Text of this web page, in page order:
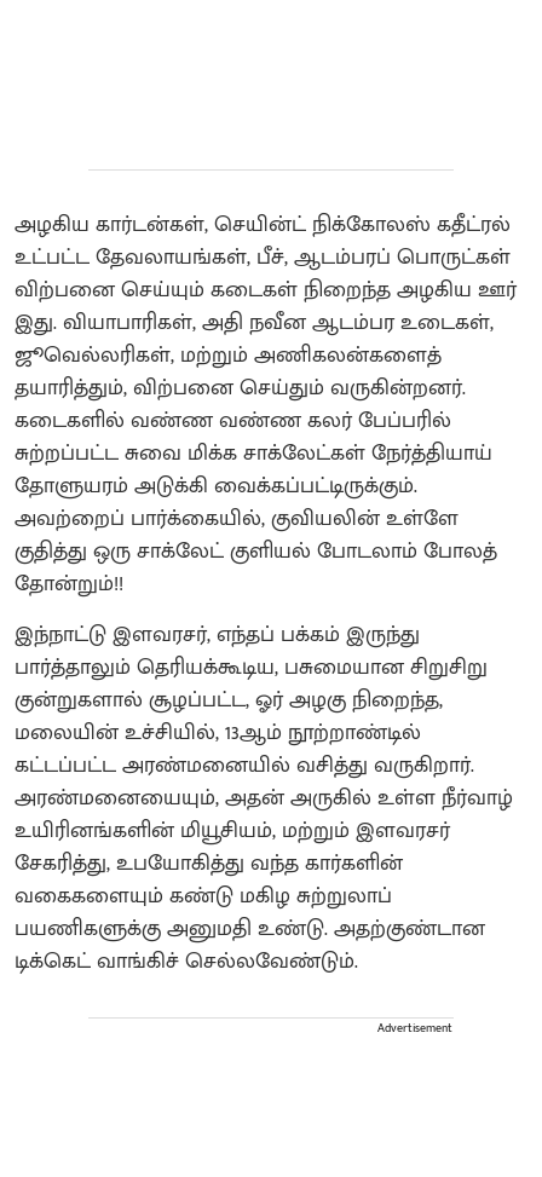
அழகிய கார்டன்கள், செயின்ட் நிக்கோலஸ் கதீட்ரல்
உட்பட்ட தேவலாயங்கள், பீச், ஆடம்பரப் பொருட்கள்
விற்பனை செய்யும் கடைகள் நிறைந்த அழகிய ஊர்
இது. வியாபாரிகள், அதி நவீன ஆடம்பர உடைகள்,
ஜூவெல்லரிகள், மற்றும் அணிகலன்களைத்
தயாரித்தும், விற்பனை செய்தும் வருகின்றனர்.
கடைகளில் வண்ண வண்ண கலர் பேப்பரில்
சுற்றப்பட்ட சுவை மிக்க சாக்லேட்கள் நேர்த்தியாய்
தோளுயரம் அடுக்கி வைக்கப்பட்டிருக்கும்.
அவற்றைப் பார்க்கையில், குவியலின் உள்ளே
குதித்து ஒரு சாக்லேட் குளியல் போடலாம் போலத்
தோன்றும்!!
இந்நாட்டு இளவரசர், எந்தப் பக்கம் இருந்து
பார்த்தாலும் தெரியக்கூடிய, பசுமையான சிறுசிறு
குன்றுகளால் சூழப்பட்ட, ஓர் அழகு நிறைந்த,
மலையின் உச்சியில், 13ஆம் நூற்றாண்டில்
கட்டப்பட்ட அரண்மனையில் வசித்து வருகிறார்.
அரண்மனையையும், அதன் அருகில் உள்ள நீர்வாழ்
உயிரினங்களின் மியூசியம், மற்றும் இளவரசர்
சேகரித்து, உபயோகித்து வந்த கார்களின்
வகைகளையும் கண்டு மகிழ சுற்றுலாப்
பயணிகளுக்கு அனுமதி உண்டு. அதற்குண்டான
டிக்கெட் வாங்கிச் செல்லவேண்டும்.
Advertisement